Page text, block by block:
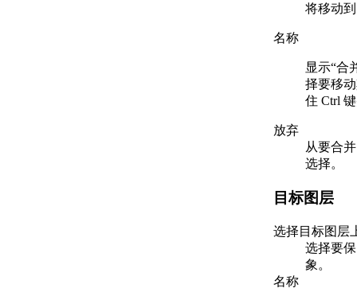
将移动
名称
显示“合
择要移
住 Ctrl
放弃
从要合
选择。
目标图层
选择目标图层
选择要
象。
名称